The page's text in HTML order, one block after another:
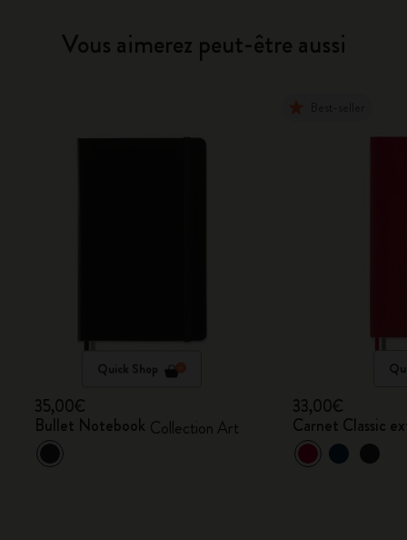
Vous aimerez peut-être aussi
Quick Shop
35,00€
Bullet Notebook Collection Art
33,00€
Carnet Classic